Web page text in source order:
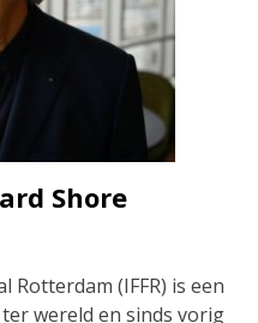
Shore
Rotterdam (IFFR) is een
wereld en sinds vorig